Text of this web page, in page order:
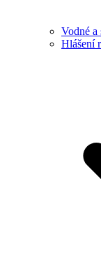
Vodné a
Hlášení